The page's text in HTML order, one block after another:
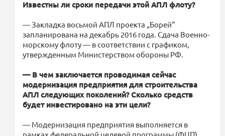
Известны ли сроки передачи этой АПЛ флоту?
— Закладка восьмой АПЛ проекта „Борей“
запланирована на декабрь 2016 года. Сдача Военно-
морскому флоту — в соответствии с графиком,
утвержденным Министерством обороны РФ.
— В чем заключается проводимая сейчас
модернизация предприятия для строительства
АПЛ следующих поколений? Сколько средств
будет инвестировано на эти цели?
— Модернизация предприятия выполняется в